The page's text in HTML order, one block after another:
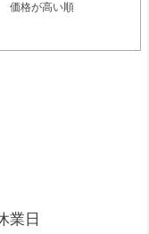
価格が高い順
業日